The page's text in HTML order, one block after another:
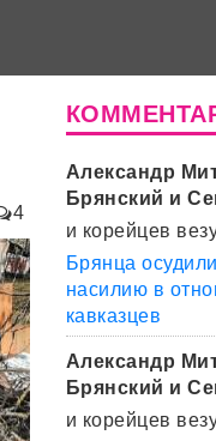
4
Александр
Брянский и
и корейцев
Брянца
насилию в
кавказцев
Александр
Брянский и
и корейцев